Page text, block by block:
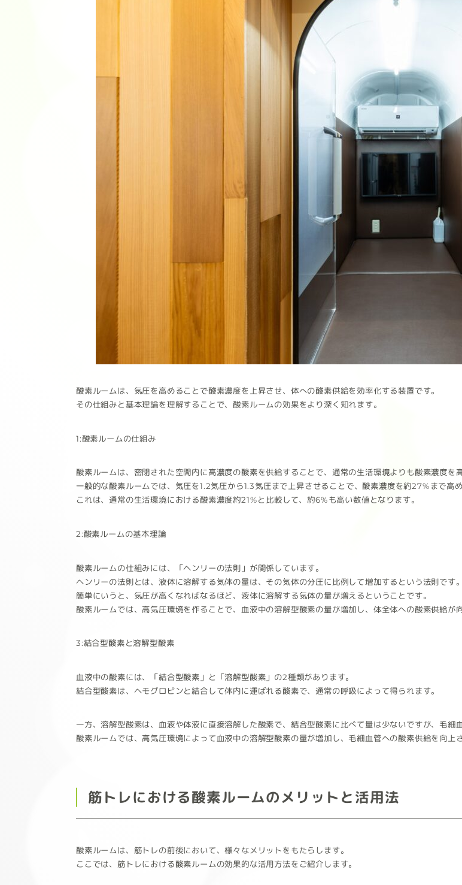
酸素ルームは、気圧を高めることで酸素濃度を上昇させ、体への酸素供給を効率化する装置です。
その仕組みと基本理論を理解することで、酸素ルームの効果をより深く知れます。
1:酸素ルームの仕組み
酸素ルームは、密閉された空間内に高濃度の酸素を供給することで、通常の生活環境よりも酸素濃度を
一般的な酸素ルームでは、気圧を1.2気圧から1.3気圧まで上昇させることで、酸素濃度を約27%まで高め
これは、通常の生活環境における酸素濃度約21%と比較して、約6%も高い数値となります。
2:酸素ルームの基本理論
酸素ルームの仕組みには、「ヘンリーの法則」が関係しています。
ヘンリーの法則とは、液体に溶解する気体の量は、その気体の分圧に比例して増加するという法則です。
簡単にいうと、気圧が高くなればなるほど、液体に溶解する気体の量が増えるということです。
酸素ルームでは、高気圧環境を作ることで、血液中の溶解型酸素の量が増加し、体全体への酸素供給が
3:結合型酸素と溶解型酸素
血液中の酸素には、「結合型酸素」と「溶解型酸素」の2種類があります。
結合型酸素は、ヘモグロビンと結合して体内に運ばれる酸素で、通常の呼吸によって得られます。
一方、溶解型酸素は、血液や体液に直接溶解した酸素で、結合型酸素に比べて量は少ないですが、毛細
酸素ルームでは、高気圧環境によって血液中の溶解型酸素の量が増加し、毛細血管への酸素供給を向上
筋トレにおける酸素ルームのメリットと活用法
酸素ルームは、筋トレの前後において、様々なメリットをもたらします。
ここでは、筋トレにおける酸素ルームの効果的な活用方法をご紹介します。